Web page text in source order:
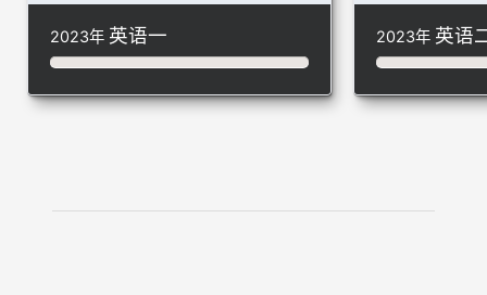
2023年 英语一 2023年 英语